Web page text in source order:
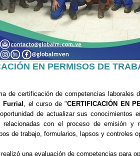
EN PERMISOS DE
de certificación de competencias laborales
Furrial , el curso de "CERTIFICACIÓN EN
de actualizar sus conocimientos
relacionadas con el proceso de emisión y
de trabajo, formularios, lapsos y controles
una evaluación de competencias para